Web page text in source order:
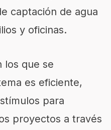
captación de agua
y oficinas.
los que se
es eficiente,
para
proyectos a través